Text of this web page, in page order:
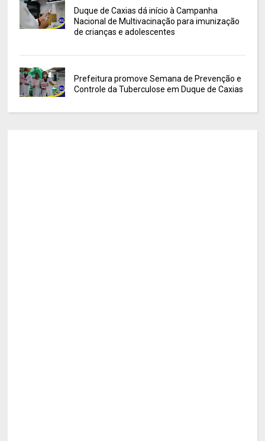
Duque de Caxias dá início à Campanha
Nacional de Multivacinação para imunização
de crianças e adolescentes
Prefeitura promove Semana de Prevenção e
Controle da Tuberculose em Duque de Caxias